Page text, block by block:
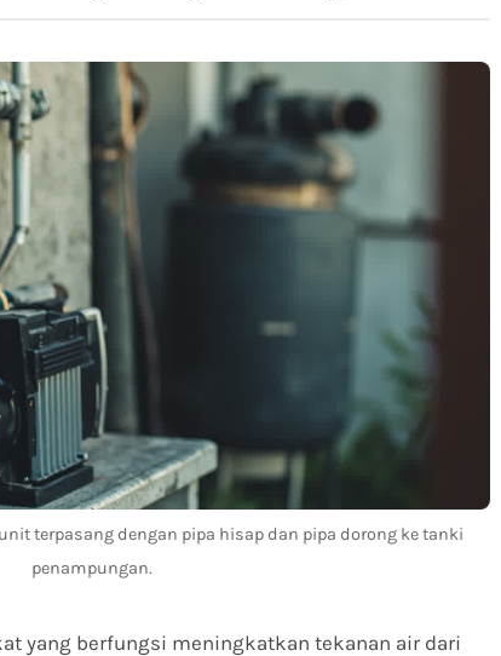
terpasang dengan pipa hisap dan pipa dorong ke tanki
penampungan.
yang berfungsi meningkatkan tekanan air dari